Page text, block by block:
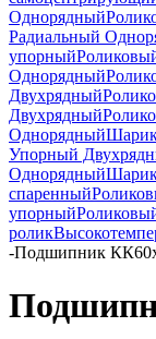
Однорядный
Радиальный
упорный
Однорядный
Двухрядный
Двухрядный
Однорядный
Упорный
Однорядный
спаренный
упорный
ролик
-Подшипник